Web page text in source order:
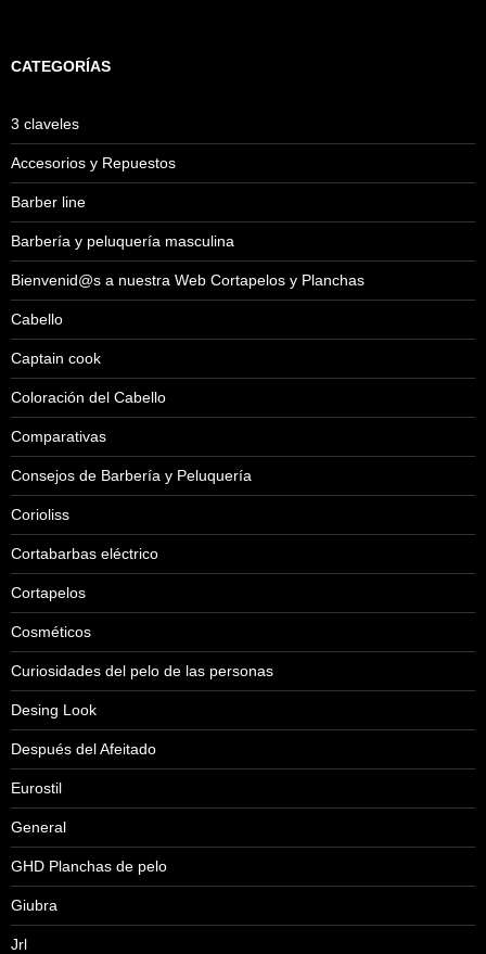
CATEGORÍAS
3 claveles
Accesorios y Repuestos
Barber line
Barbería y peluquería masculina
Bienvenid@s a nuestra Web Cortapelos y Planchas
Cabello
Captain cook
Coloración del Cabello
Comparativas
Consejos de Barbería y Peluquería
Corioliss
Cortabarbas eléctrico
Cortapelos
Cosméticos
Curiosidades del pelo de las personas
Desing Look
Después del Afeitado
Eurostil
General
GHD Planchas de pelo
Giubra
Jrl